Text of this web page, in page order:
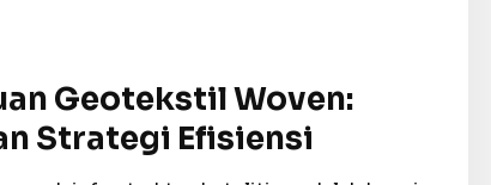
Geotekstil Woven:
Strategi Efisiensi